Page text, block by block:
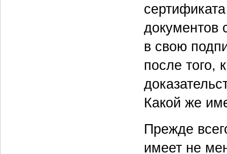
документов
в свою
после того,
Какой же
Прежде
имеет не